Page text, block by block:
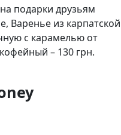
подарки друзьям
Варенье из карпатской
с карамелью от
– 130 грн.